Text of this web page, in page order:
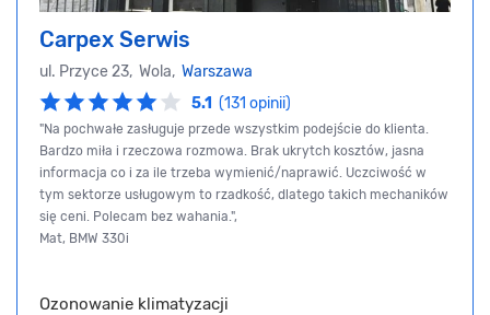
Carpex Serwis
ul. Przyce 23, Wola, Warszawa
5.1 (131 opinii)
"Na pochwałe zasługuje przede wszystkim podejście do klienta.
Bardzo miła i rzeczowa rozmowa. Brak ukrytch kosztów, jasna
informacja co i za ile trzeba wymienić/naprawić. Uczciwość w
tym sektorze usługowym to rzadkość, dlatego takich mechaników
się ceni. Polecam bez wahania.",
Mat, BMW 330i
Ozonowanie klimatyzacji